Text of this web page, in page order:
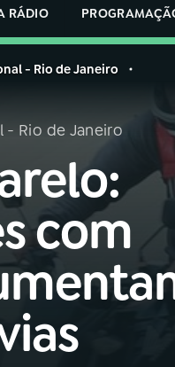
RÁDIO
- Rio de Janeiro
- Rio de Janeiro
com